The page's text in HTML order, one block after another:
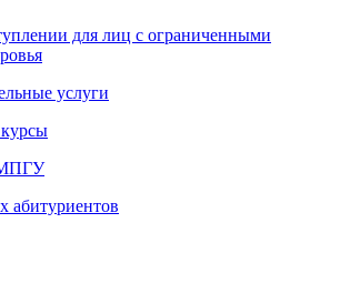
для лиц с ограниченными
услуги
абитуриентов